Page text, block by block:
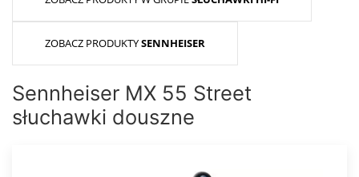
ZOBACZ PRODUKTYSENNHEISER
Sennheiser MX 55 Street
słuchawki douszne